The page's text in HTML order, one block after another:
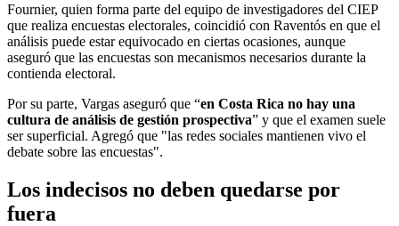
Fournier, quien forma parte del equipo de investigadores del CIEP
que realiza encuestas electorales, coincidió con Raventós en que el
análisis puede estar equivocado en ciertas ocasiones, aunque
aseguró que las encuestas son mecanismos necesarios durante la
contienda electoral.
Por su parte, Vargas aseguró que “en Costa Rica no hay una
cultura de análisis de gestión prospectiva” y que el examen suele
ser superficial. Agregó que "las redes sociales mantienen vivo el
debate sobre las encuestas".
Los indecisos no deben quedarse por
fuera